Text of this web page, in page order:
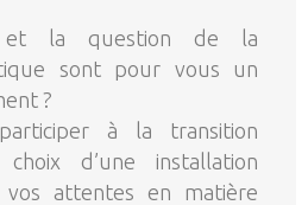
et la question de la
sont pour vous un
?
à la transition
d’une installation
attentes en matière